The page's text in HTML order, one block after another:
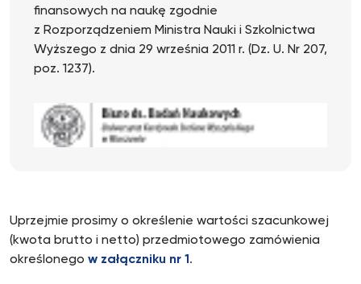
finansowych na naukę zgodnie
z Rozporządzeniem Ministra Nauki i Szkolnictwa
Wyższego z dnia 29 września 2011 r. (Dz. U. Nr 207,
poz. 1237).
Uprzejmie prosimy o określenie wartości szacunkowej
(kwota brutto i netto) przedmiotowego zamówienia
określonego w załączniku nr 1 .